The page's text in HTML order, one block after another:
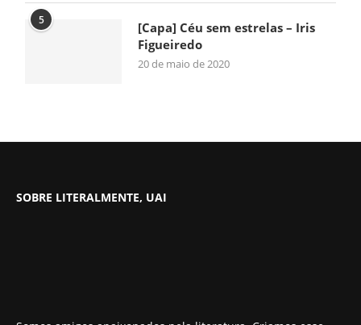
5
[Capa] Céu sem estrelas – Iris
Figueiredo
20 de maio de 2020
SOBRE LITERALMENTE, UAI